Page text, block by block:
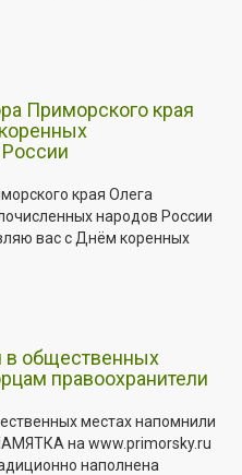
Приморского края
края Олега
народов России
вас с Днём коренных
в общественных
правоохранители
местах напомнили
на www.primorsky.ru
наполнена